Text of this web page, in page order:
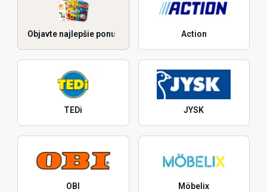
Objavte najlepšie ponuky Action
TEDi JYSK
OBI Möbelix